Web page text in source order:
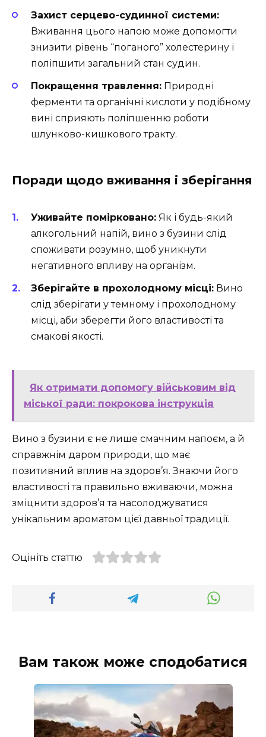
Захист серцево-судинної системи:
Вживання цього напою може допомогти
знизити рівень “поганого” холестерину і
поліпшити загальний стан судин.
Покращення травлення: Природні
ферменти та органічні кислоти у подібному
вині сприяють поліпшенню роботи
шлунково-кишкового тракту.
Поради щодо вживання і зберігання
Уживайте помірковано: Як і будь-який
алкогольний напій, вино з бузини слід
споживати розумно, щоб уникнути
негативного впливу на організм.
Зберігайте в прохолодному місці: Вино
слід зберігати у темному і прохолодному
місці, аби зберегти його властивості та
смакові якості.
Як отримати допомогу військовим від
міської ради: покрокова інструкція
Вино з бузини є не лише смачним напоєм, а й
справжнім даром природи, що має
позитивний вплив на здоров’я. Знаючи його
властивості та правильно вживаючи, можна
зміцнити здоров’я та насолоджуватися
унікальним ароматом цієї давньої традиції.
Оцініть статтю
Вам також може сподобатися